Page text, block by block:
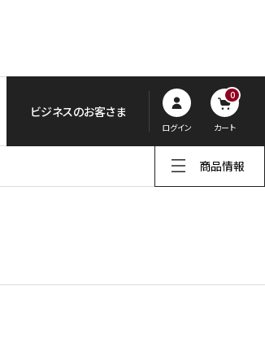
ビジネスのお客さま
ログイン
0
カート
商品情報